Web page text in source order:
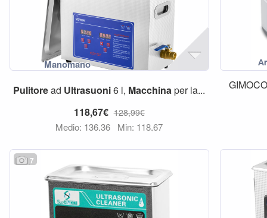
Pulitoread Ultrasuoni6 l, Macchinaper la...
118,67€ 128,99€
Medio: 136,36 Min: 118,67
7